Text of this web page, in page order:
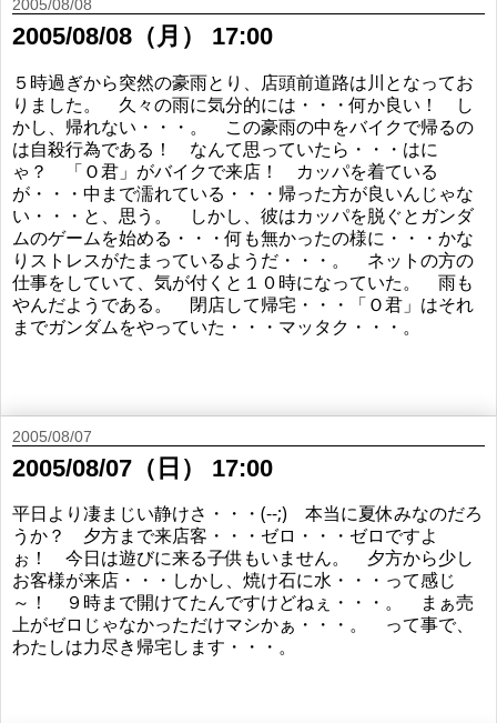
2005/08/08
2005/08/08（月） 17:00
５時過ぎから突然の豪雨とり、店頭前道路は川となってお
りました。 久々の雨に気分的には・・・何か良い！ し
かし、帰れない・・・。 この豪雨の中をバイクで帰るの
は自殺行為である！ なんて思っていたら・・・はに
ゃ？ 「Ｏ君」がバイクで来店！ カッパを着ている
が・・・中まで濡れている・・・帰った方が良いんじゃな
い・・・と、思う。 しかし、彼はカッパを脱ぐとガンダ
ムのゲームを始める・・・何も無かったの様に・・・かな
りストレスがたまっているようだ・・・。 ネットの方の
仕事をしていて、気が付くと１０時になっていた。 雨も
やんだようである。 閉店して帰宅・・・「Ｏ君」はそれ
までガンダムをやっていた・・・マッタク・・・。
2005/08/07
2005/08/07（日） 17:00
平日より凄まじい静けさ・・・(--;) 本当に夏休みなのだろ
うか？ 夕方まで来店客・・・ゼロ・・・ゼロですよ
ぉ！ 今日は遊びに来る子供もいません。 夕方から少し
お客様が来店・・・しかし、焼け石に水・・・って感じ
～！ ９時まで開けてたんですけどねぇ・・・。 まぁ売
上がゼロじゃなかっただけマシかぁ・・・。 って事で、
わたしは力尽き帰宅します・・・。